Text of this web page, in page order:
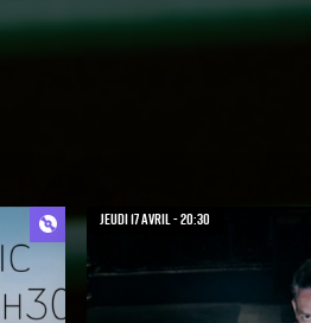
jeudi 17 avril - 20:30